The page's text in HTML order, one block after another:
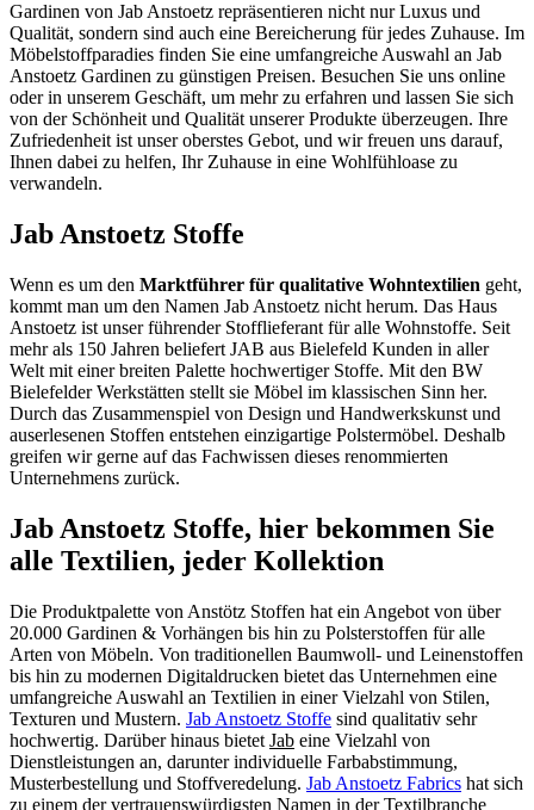
Gardinen von Jab Anstoetz repräsentieren nicht nur Luxus und
Qualität, sondern sind auch eine Bereicherung für jedes Zuhause. Im
Möbelstoffparadies finden Sie eine umfangreiche Auswahl an Jab
Anstoetz Gardinen zu günstigen Preisen. Besuchen Sie uns online
oder in unserem Geschäft, um mehr zu erfahren und lassen Sie sich
von der Schönheit und Qualität unserer Produkte überzeugen. Ihre
Zufriedenheit ist unser oberstes Gebot, und wir freuen uns darauf,
Ihnen dabei zu helfen, Ihr Zuhause in eine Wohlfühloase zu
verwandeln.
Jab Anstoetz Stoffe
Wenn es um den Marktführer für qualitative Wohntextilien geht,
kommt man um den Namen Jab Anstoetz nicht herum. Das Haus
Anstoetz ist unser führender Stofflieferant für alle Wohnstoffe. Seit
mehr als 150 Jahren beliefert JAB aus Bielefeld Kunden in aller
Welt mit einer breiten Palette hochwertiger Stoffe. Mit den BW
Bielefelder Werkstätten stellt sie Möbel im klassischen Sinn her.
Durch das Zusammenspiel von Design und Handwerkskunst und
auserlesenen Stoffen entstehen einzigartige Polstermöbel. Deshalb
greifen wir gerne auf das Fachwissen dieses renommierten
Unternehmens zurück.
Jab Anstoetz Stoffe, hier bekommen Sie
alle Textilien, jeder Kollektion
Die Produktpalette von Anstötz Stoffen hat ein Angebot von über
20.000 Gardinen & Vorhängen bis hin zu Polsterstoffen für alle
Arten von Möbeln. Von traditionellen Baumwoll- und Leinenstoffen
bis hin zu modernen Digitaldrucken bietet das Unternehmen eine
umfangreiche Auswahl an Textilien in einer Vielzahl von Stilen,
Texturen und Mustern. Jab Anstoetz Stoffe sind qualitativ sehr
hochwertig. Darüber hinaus bietet Jab eine Vielzahl von
Dienstleistungen an, darunter individuelle Farbabstimmung,
Musterbestellung und Stoffveredelung. Jab Anstoetz Fabrics hat sich
zu einem der vertrauenswürdigsten Namen in der Textilbranche